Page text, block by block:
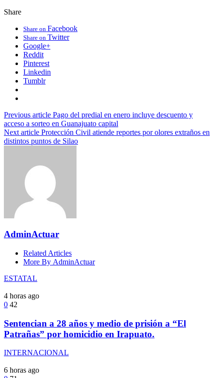
Share
Share on Facebook
Share on Twitter
Google+
Reddit
Pinterest
Linkedin
Tumblr
Previous article Pago del predial en enero incluye descuento y
acceso a sorteo en Guanajuato capital
Next article Protección Civil atiende reportes por olores extraños en
distintos puntos de Silao
AdminActuar
Related Articles
More By AdminActuar
ESTATAL
4 horas ago
0 42
Sentencian a 28 años y medio de prisión a “El
Patrañas” por homicidio en Irapuato.
INTERNACIONAL
6 horas ago